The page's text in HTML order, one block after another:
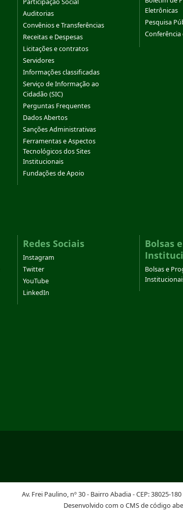
Participação Social
Auditorias
Convênios e Transferências
Receitas e Despesas
Licitações e contratos
Servidores
Informações classificadas
Serviço de Informação ao
Cidadão (SIC)
Perguntas Frequentes
Dados Abertos
Sanções Administrativas
Ferramentas e Aspectos
Tecnológicos dos Sites
Institucionais
Fundações de Apoio
Eletrônicas
Pesquisa
Redes Sociais
Instagram
Twitter
YouTube
LinkedIn
Bolsas
Bolsas e
Av. Frei Paulino, nº 30 - Bairro Abadia - CEP: 38025-
Desenvolvido com o CMS de código